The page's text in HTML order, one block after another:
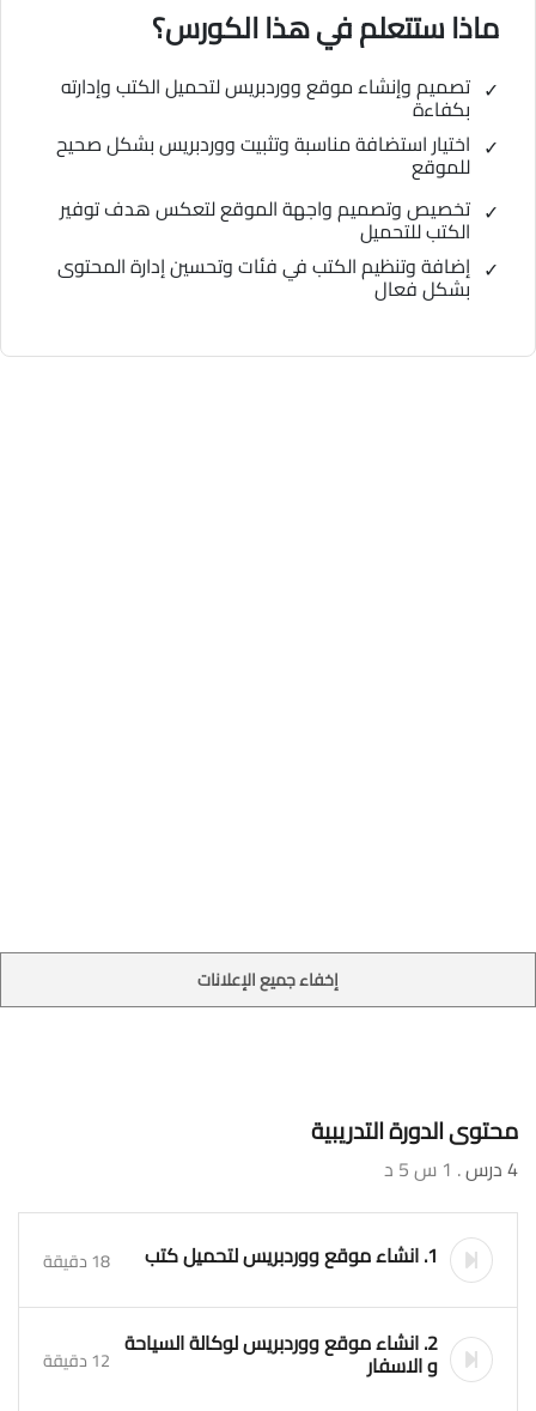
ماذا ستتعلم في هذا الكورس؟
تصميم وإنشاء موقع ووردبريس لتحميل الكتب وإدارته
بكفاءة
اختيار استضافة مناسبة وتثبيت ووردبريس بشكل صحيح
للموقع
تخصيص وتصميم واجهة الموقع لتعكس هدف توفير
الكتب للتحميل
إضافة وتنظيم الكتب في فئات وتحسين إدارة المحتوى
بشكل فعال
إخفاء جميع الإعلانات
محتوى الدورة التدريبية
4 درس . 1 س 5 د
1. انشاء موقع ووردبريس لتحميل كتب 18 دقيقة
2. انشاء موقع ووردبريس لوكالة السياحة
و الاسفار 12 دقيقة